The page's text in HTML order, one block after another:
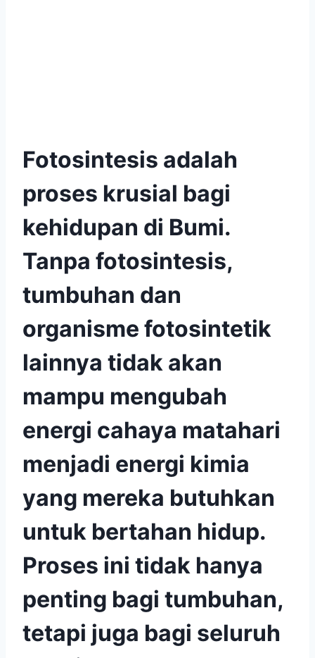
Fotosintesis adalah
proses krusial bagi
kehidupan di Bumi.
Tanpa fotosintesis,
tumbuhan dan
organisme fotosintetik
lainnya tidak akan
mampu mengubah
energi cahaya matahari
menjadi energi kimia
yang mereka butuhkan
untuk bertahan hidup.
Proses ini tidak hanya
penting bagi tumbuhan,
tetapi juga bagi seluruh